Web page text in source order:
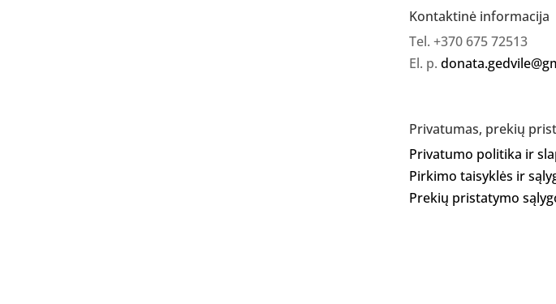
Kontaktinė informacija
Tel. +370 675 72513
El. p.
Privatumas, prekių
Privatumo politika ir
Pirkimo taisyklės ir
Prekių pristatymo